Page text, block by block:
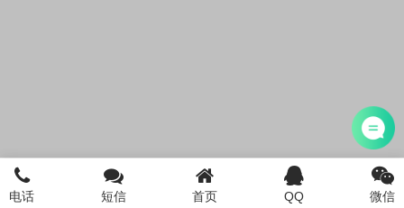
首页 注册公司 电话咨询 添加微信 登陆/注册
电话 短信 首页 QQ 微信